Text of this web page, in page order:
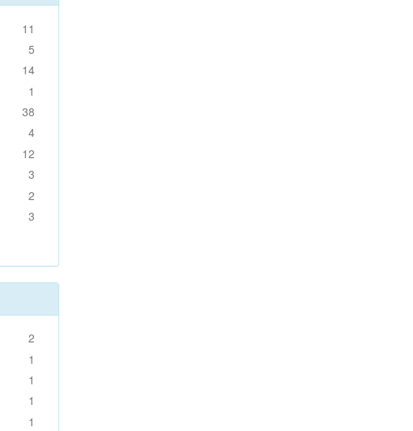
11
5
14
1
38
4
12
3
2
3
2
1
1
1
1